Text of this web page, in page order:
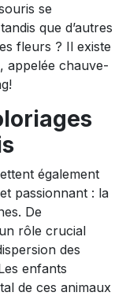
se
que d’autres
fleurs ? Il existe
appelée chauve-
également
passionnant : la
De
rôle crucial
des
enfants
de ces animaux